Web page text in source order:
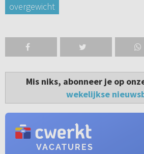
overgewicht
Mis niks, abonneer je op
wekelijkse